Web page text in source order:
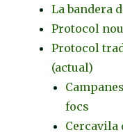
La bandera
Protocol
Protocol
(actual)
focs
Cercavila